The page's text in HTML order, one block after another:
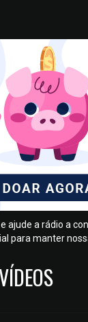
ajude a rádio a
para manter